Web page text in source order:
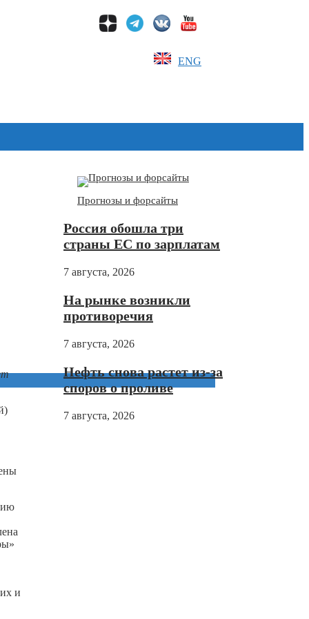
ENG
и
Прогнозы и форсайты
Россия обошла три
страны ЕС по зарплатам
7 августа, 2026
На рынке возникли
противоречия
7 августа, 2026
Нефть снова растет из-за
споров о проливе
7 августа, 2026